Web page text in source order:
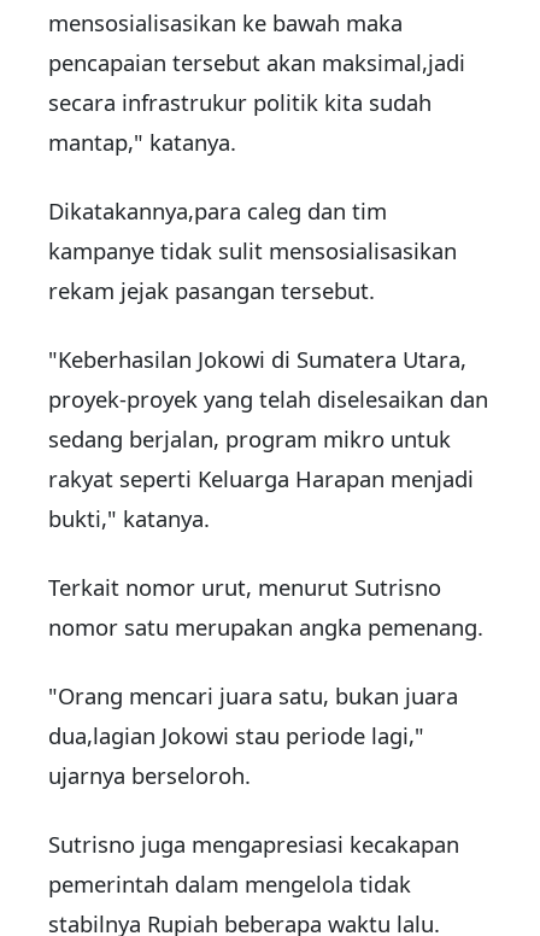
mensosialisasikan ke bawah maka
pencapaian tersebut akan maksimal,jadi
secara infrastrukur politik kita sudah
mantap," katanya.
Dikatakannya,para caleg dan tim
kampanye tidak sulit mensosialisasikan
rekam jejak pasangan tersebut.
"Keberhasilan Jokowi di Sumatera Utara,
proyek-proyek yang telah diselesaikan dan
sedang berjalan, program mikro untuk
rakyat seperti Keluarga Harapan menjadi
bukti," katanya.
Terkait nomor urut, menurut Sutrisno
nomor satu merupakan angka pemenang.
"Orang mencari juara satu, bukan juara
dua,lagian Jokowi stau periode lagi,"
ujarnya berseloroh.
Sutrisno juga mengapresiasi kecakapan
pemerintah dalam mengelola tidak
stabilnya Rupiah beberapa waktu lalu.